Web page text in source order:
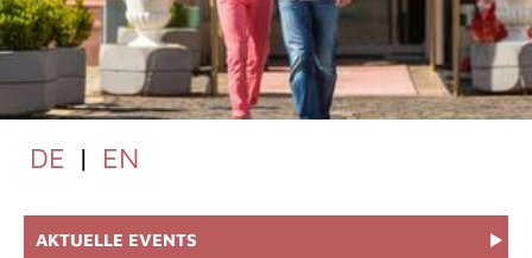
DE | EN
AKTUELLE EVENTS